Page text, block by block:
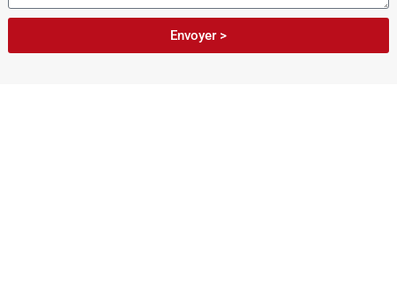
Envoyer >